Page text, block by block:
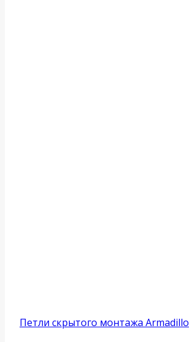
Петли скрытого монтажа Armadillo